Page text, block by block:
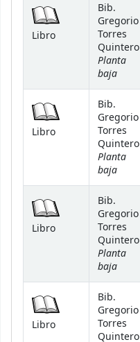
Libro
Bib.
Gregorio
Torres
Quintero
Planta
baja
Libro
Bib.
Gregorio
Torres
Quintero
Planta
baja
Libro
Bib.
Gregorio
Torres
Quintero
Planta
baja
Libro
Bib.
Gregorio
Torres
Quintero